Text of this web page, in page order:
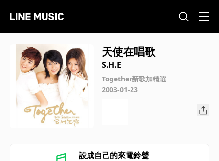
天使在唱歌
S.H.E
Together新歌加精選
2003-01-23
設成自己的來電鈴聲